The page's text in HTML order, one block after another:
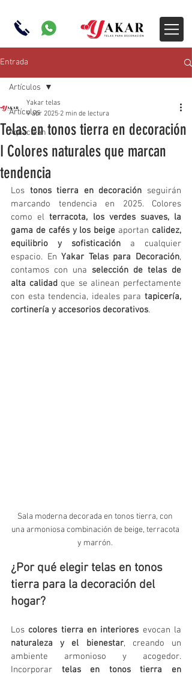
Entrada
Artículos
Aquaclean
Artículos
Telas en tonos tierra en decoración
I Colores naturales que marcan
tendencia
Yakar telas
9 abr 2025 2 min de lectura
Los tonos tierra en decoración seguirán
marcando tendencia en 2025. Colores
como el terracota, los verdes suaves, la
gama de cafés y los beige aportan calidez,
equilibrio y sofisticación a cualquier
espacio. En Yakar Telas para Decoración,
contamos con una selección de telas de
alta calidad que se alinean perfectamente
con esta tendencia, ideales para tapicería,
cortinería y accesorios decorativos.
Sala moderna decorada en tonos tierra, con
una armoniosa combinación de beige, terracota
y marrón.
¿Por qué elegir telas en tonos
tierra para la decoración del
hogar?
Los colores tierra en interiores
naturaleza y el bienestar, creando un
ambiente armonioso y acogedor.
Incorporar telas en tonos tierra en